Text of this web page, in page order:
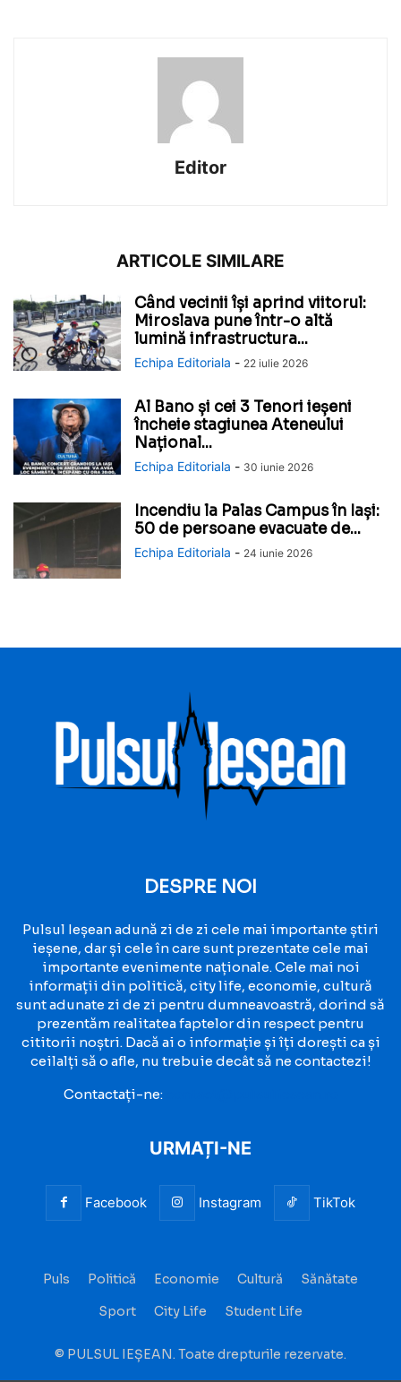
Editor
ARTICOLE SIMILARE
Când vecinii își aprind viitorul:
Miroslava pune într-o altă
lumină infrastructura...
Echipa Editoriala - 22 iulie 2026
Al Bano și cei 3 Tenori ieșeni
încheie stagiunea Ateneului
Național...
Echipa Editoriala - 30 iunie 2026
Incendiu la Palas Campus în Iași:
50 de persoane evacuate de...
Echipa Editoriala - 24 iunie 2026
DESPRE NOI
Pulsul Ieșean adună zi de zi cele mai importante știri
ieșene, dar și cele în care sunt prezentate cele mai
importante evenimente naționale. Cele mai noi
informații din politică, city life, economie, cultură
sunt adunate zi de zi pentru dumneavoastră, dorind să
prezentăm realitatea faptelor din respect pentru
cititorii noștri. Dacă ai o informație și îți dorești ca și
ceilalți să o afle, nu trebuie decât să ne contactezi!
Contactați-ne:
URMAȚI-NE
Facebook Instagram TikTok
Puls Politică Economie Cultură
Sănătate
Sport
City Life Student Life
© PULSUL IEȘEAN. Toate drepturile rezervate.